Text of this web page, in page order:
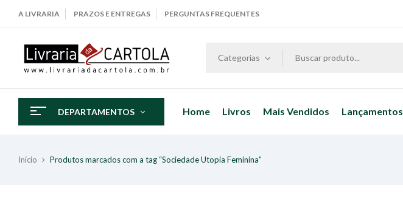
A LIVRARIA PRAZOS E ENTREGAS PERGUNTAS FREQUENTES
Categorias
DEPARTAMENTOS Home Livros Mais Vendidos Lançamentos
Início Produtos marcados com a tag “Sociedade Utopia Feminina”